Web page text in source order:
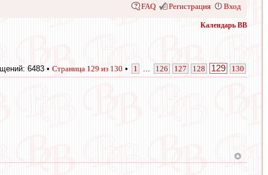
FAQ Регистрация Вход
Календарь ВВ
6483 • Страница 129 из 130 • 1 126 127 128 129 130